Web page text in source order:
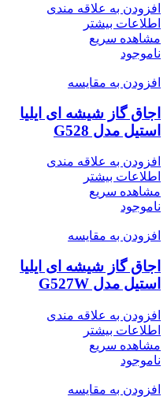
افزودن به علاقه مندی
اطلاعات بیشتر
مشاهده سریع
ناموجود
افزودن به مقایسه
اجاق گاز شیشه ای ایلیا
استیل مدل G528
افزودن به علاقه مندی
اطلاعات بیشتر
مشاهده سریع
ناموجود
افزودن به مقایسه
اجاق گاز شیشه ای ایلیا
استیل مدل G527W
افزودن به علاقه مندی
اطلاعات بیشتر
مشاهده سریع
ناموجود
افزودن به مقایسه